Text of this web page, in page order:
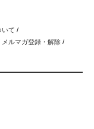
いて /
メルマガ登録・解除 /